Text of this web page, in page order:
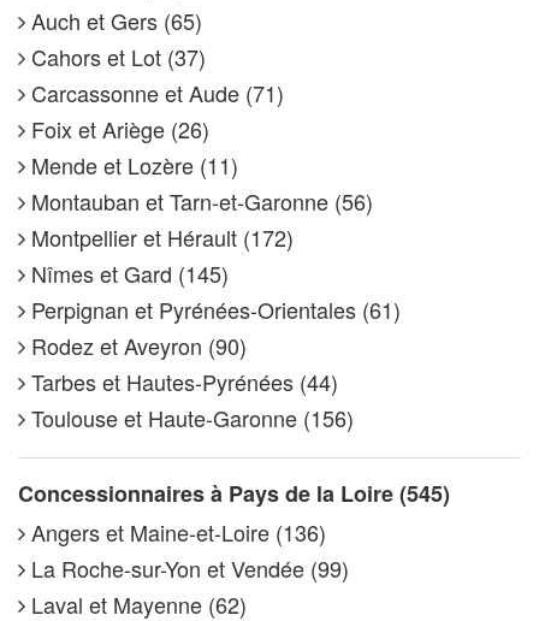
Auch et Gers (65)
Cahors et Lot (37)
Carcassonne et Aude (71)
Foix et Ariège (26)
Mende et Lozère (11)
Montauban et Tarn-et-Garonne (56)
Montpellier et Hérault (172)
Nîmes et Gard (145)
Perpignan et Pyrénées-Orientales (61)
Rodez et Aveyron (90)
Tarbes et Hautes-Pyrénées (44)
Toulouse et Haute-Garonne (156)
Concessionnaires à Pays de la Loire (545)
Angers et Maine-et-Loire (136)
La Roche-sur-Yon et Vendée (99)
Laval et Mayenne (62)